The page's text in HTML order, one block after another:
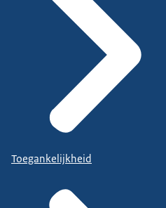
Toegankelijkheid